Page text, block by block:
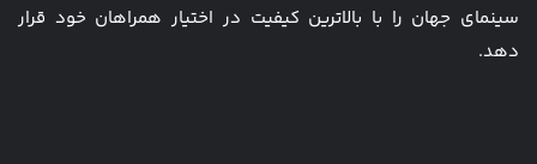
سینمای جهان را با بالاترین کیفیت در اختیار همراهان خود قرار
دهد.